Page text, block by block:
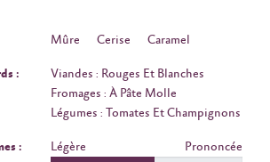
Mûre Cerise Caramel
:
Viandes : Rouges Et Blanches
Fromages : À Pâte Molle
Légumes : Tomates Et Champignons
: Légère Prononcée